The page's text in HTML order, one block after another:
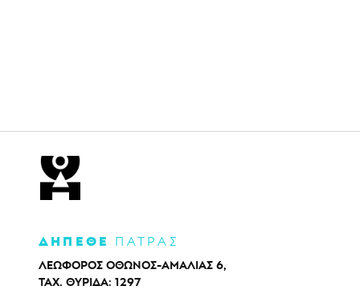
ΔΗΠΕΘΕ ΠΑΤΡΑΣ
ΛΕΩΦΟΡΟΣ ΟΘΩΝΟΣ-ΑΜΑΛΙΑΣ 6,
ΤΑΧ. ΘΥΡΙΔΑ: 1297